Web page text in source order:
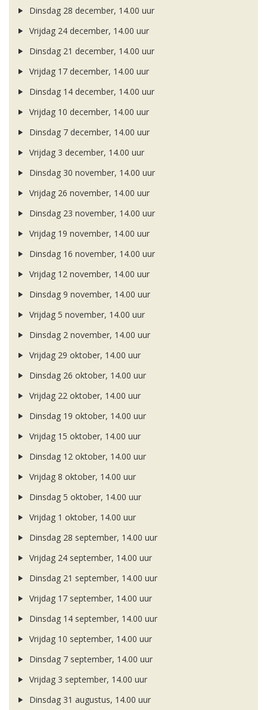
Dinsdag 28 december, 14.00 uur
Vrijdag 24 december, 14.00 uur
Dinsdag 21 december, 14.00 uur
Vrijdag 17 december, 14.00 uur
Dinsdag 14 december, 14.00 uur
Vrijdag 10 december, 14.00 uur
Dinsdag 7 december, 14.00 uur
Vrijdag 3 december, 14.00 uur
Dinsdag 30 november, 14.00 uur
Vrijdag 26 november, 14.00 uur
Dinsdag 23 november, 14.00 uur
Vrijdag 19 november, 14.00 uur
Dinsdag 16 november, 14.00 uur
Vrijdag 12 november, 14.00 uur
Dinsdag 9 november, 14.00 uur
Vrijdag 5 november, 14.00 uur
Dinsdag 2 november, 14.00 uur
Vrijdag 29 oktober, 14.00 uur
Dinsdag 26 oktober, 14.00 uur
Vrijdag 22 oktober, 14.00 uur
Dinsdag 19 oktober, 14.00 uur
Vrijdag 15 oktober, 14.00 uur
Dinsdag 12 oktober, 14.00 uur
Vrijdag 8 oktober, 14.00 uur
Dinsdag 5 oktober, 14.00 uur
Vrijdag 1 oktober, 14.00 uur
Dinsdag 28 september, 14.00 uur
Vrijdag 24 september, 14.00 uur
Dinsdag 21 september, 14.00 uur
Vrijdag 17 september, 14.00 uur
Dinsdag 14 september, 14.00 uur
Vrijdag 10 september, 14.00 uur
Dinsdag 7 september, 14.00 uur
Vrijdag 3 september, 14.00 uur
Dinsdag 31 augustus, 14.00 uur